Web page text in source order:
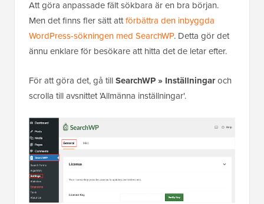
Att göra anpassade fält sökbara är en bra början.
Men det finns fler sätt attförbättra den inbyggda
WordPress-sökningen med SearchWP. Detta gör det
ännu enklare för besökare att hitta det de letar efter.
För att göra det, gå tillSearchWP » Inställningaroch
scrolla till avsnittet 'Allmänna inställningar'.